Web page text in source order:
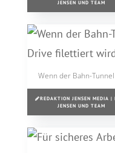
JENSEN UND TEAM
Wenn der Bahn-
REDAKTION JENSEN MEDIA |
JENSEN UND TEAM